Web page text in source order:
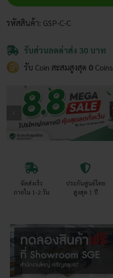
แบบ
ไขว้
ขนาด
Ø11,
มม.
ชิ้น
รหัสสินค้า: GSP-C-C
รับส่วนลดค่าส่ง 30 บาท
รับ Coin สะสมสูงสุด 0 Coins
จัดส่งเร็ว
ภายใน 1-2 วัน
ประกันศูนย์ไทย
สูงสุด 1 ปี